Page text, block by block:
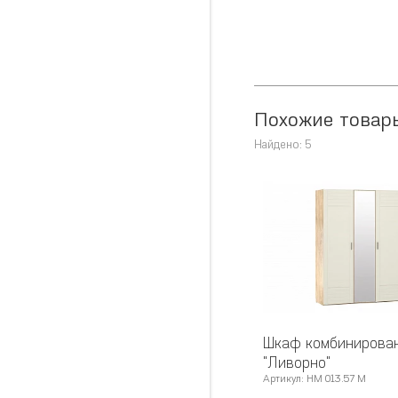
Похожие
Найдено: 5
Шкаф
"Ливорно"
Артикул: НМ 013.57 М